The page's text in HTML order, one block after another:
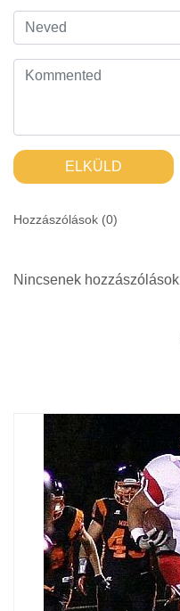
ELKÜLD
Hozzászólások (0)
Nincsenek hozzászólások